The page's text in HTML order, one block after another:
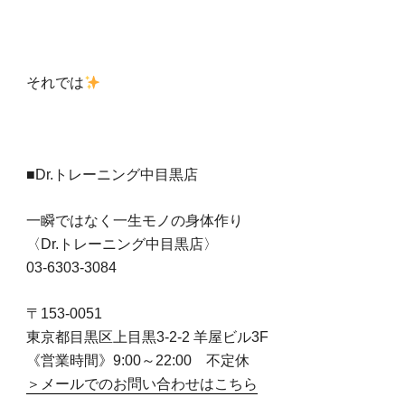
それでは
■Dr.トレーニング中目黒店
一瞬ではなく一生モノの身体作り
〈Dr.トレーニング中目黒店〉
03-6303-3084
〒153-0051
東京都目黒区上目黒3-2-2 羊屋ビル3F
《営業時間》9:00～22:00 不定休
＞メールでのお問い合わせはこちら